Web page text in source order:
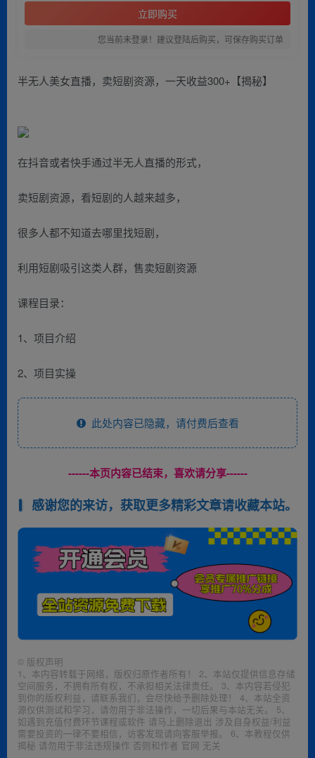
立即购买
您当前未登录！建议登陆后购买，可保存购买订单
半无人美女直播，卖短剧资源，一天收益300+【揭秘】
在抖音或者快手通过半无人直播的形式，
卖短剧资源，看短剧的人越来越多，
很多人都不知道去哪里找短剧，
利用短剧吸引这类人群，售卖短剧资源
课程目录：
1、项目介绍
2、项目实操
此处内容已隐藏，请付费后查看
------本页内容已结束，喜欢请分享------
感谢您的来访，获取更多精彩文章请收藏本站。
© 版权声明
1、本内容转载于网络，版权归原作者所有！ 2、本站仅提供信息存储
空间服务，不拥有所有权，不承担相关法律责任。 3、本内容若侵犯
到你的版权利益，请联系我们，会尽快给予删除处理！ 4、本站全资
源仅供测试和学习，请勿用于非法操作，一切后果与本站无关。 5、
如遇到充值付费环节课程或软件 请马上删除退出 涉及自身权益/利益
需要投资的一律不要相信，访客发现请向客服举报。 6、本教程仅供
揭秘 请勿用于非法违规操作 否则和作者 官网 无关